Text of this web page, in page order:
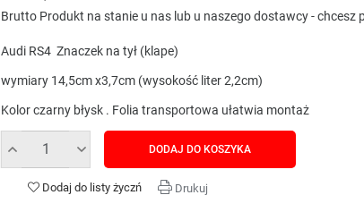
Brutto Produkt na stanie u nas lub u naszego dostawcy -
Audi RS4 Znaczek na tył (klape)
wymiary 14,5cm x3,7cm (wysokość liter 2,2cm)
Kolor czarny błysk . Folia transportowa ułatwia montaż
DODAJ DO KOSZYKA
Dodaj do listy życzń Drukuj